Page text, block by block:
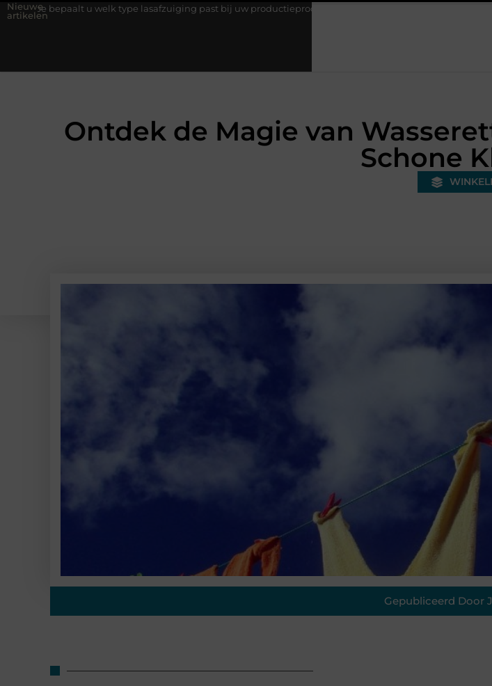
Nieuwe
artikelen
u welk type lasafzuiging past bij uw productieproces? Wat is een bonded warehouse in Nederland
Ontdek de Magie van
Schone
Gepubliceerd Door